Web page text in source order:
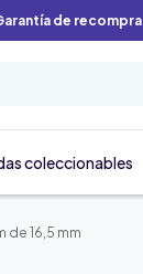
de recompra
coleccionables
de 16,5 mm